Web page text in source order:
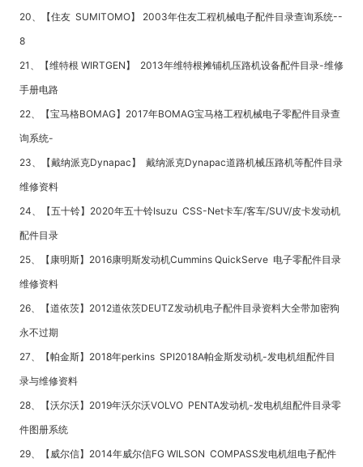
20、【住友 SUMITOMO】 2003年住友工程机械电子配件目录查询系统--
8
21、【维特根 WIRTGEN】 2013年维特根摊铺机压路机设备配件目录-维修
手册电路
22、【宝马格BOMAG】2017年BOMAG宝马格工程机械电子零配件目录查
询系统-
23、【戴纳派克Dynapac】 戴纳派克Dynapac道路机械压路机等配件目录
维修资料
24、【五十铃】2020年五十铃Isuzu CSS-Net卡车/客车/SUV/皮卡发动机
配件目录
25、【康明斯】2016康明斯发动机Cummins QuickServe 电子零配件目录
维修资料
26、【道依茨】2012道依茨DEUTZ发动机电子配件目录资料大全带加密狗
永不过期
27、【帕金斯】2018年perkins SPI2018A帕金斯发动机-发电机组配件目
录与维修资料
28、【沃尔沃】2019年沃尔沃VOLVO PENTA发动机-发电机组配件目录零
件图册系统
29、【威尔信】2014年威尔信FG WILSON COMPASS发电机组电子配件